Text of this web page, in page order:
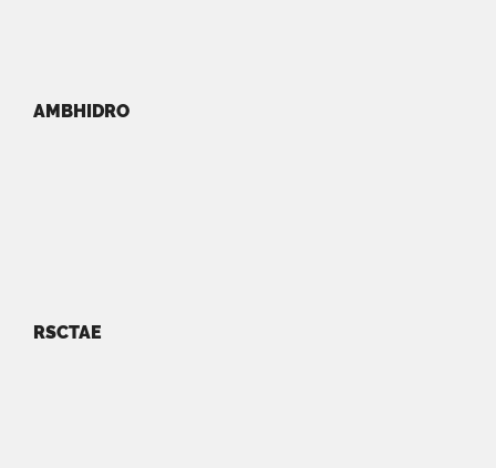
AMBHIDRO
RSCTAE